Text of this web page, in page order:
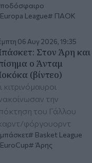
ποδόσφαιρο
Europa League
ΠΑΟΚ
06 Αυγ 2026, 19:35
Στον Άρη και
ο Άνταμ
(βίντεο)
κιτρινόμαυροι
την
του Γάλλου
φόργουορντ
μπάσκετ
Basket League
EuroCup
Άρης